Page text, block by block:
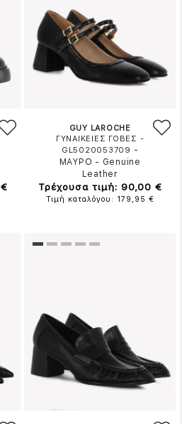
GUY LAROCHE
ΓΥΝΑΙΚΕΙΕΣ ΓΟΒΕΣ -
GL5020053709 -
ΜΑΥΡΟ - Genuine
Leather
Τρέχουσα τιμή: 90,00 €
Τιμή καταλόγου: 179,95 €